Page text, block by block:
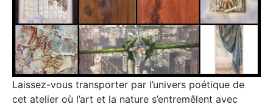
Laissez-vous transporter par l’univers poétique de
cet atelier où l’art et la nature s’entremêlent avec